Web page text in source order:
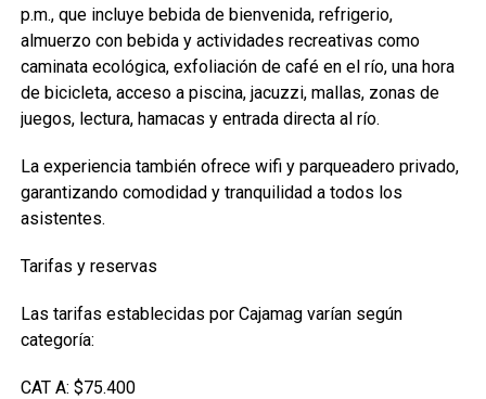
p.m., que incluye bebida de bienvenida, refrigerio,
almuerzo con bebida y actividades recreativas como
caminata ecológica, exfoliación de café en el río, una hora
de bicicleta, acceso a piscina, jacuzzi, mallas, zonas de
juegos, lectura, hamacas y entrada directa al río.
La experiencia también ofrece wifi y parqueadero privado,
garantizando comodidad y tranquilidad a todos los
asistentes.
Tarifas y reservas
Las tarifas establecidas por Cajamag varían según
categoría:
CAT A: $75.400